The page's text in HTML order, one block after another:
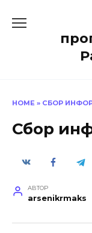
содержанию
HOME » СБОР
Сбор
АВТОР
arsenikrmaks